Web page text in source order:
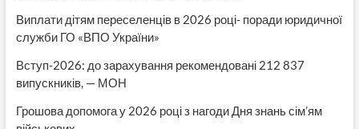
Виплати дітям переселенців в 2026 році- поради юридичної
служби ГО «ВПО України»
Вступ-2026: до зарахування рекомендовані 212 837
випускників, — МОН
Грошова допомога у 2026 році з нагоди Дня знань сім’ям